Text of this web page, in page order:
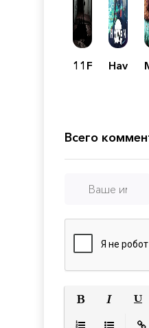
11F Haven
Всего